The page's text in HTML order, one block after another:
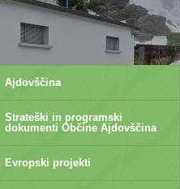
Ajdovščina
Strateški in programski
dokumenti Občine Ajdovščina
Evropski projekti